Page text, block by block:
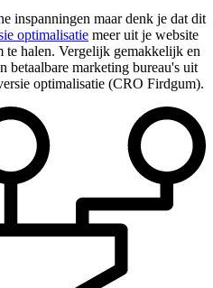
inspanningen maar denk je dat dit
optimalisatie meer uit je website
halen. Vergelijk gemakkelijk en
betaalbare marketing bureau's uit
optimalisatie (CRO Firdgum).